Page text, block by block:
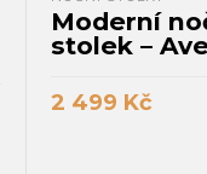
Moderní
stolek –
2 499 Kč